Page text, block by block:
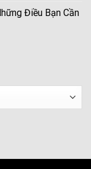
Điều Bạn Cần